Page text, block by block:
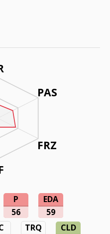
PAS
FRZ
P
56
EDA
59
TRQ
CLD